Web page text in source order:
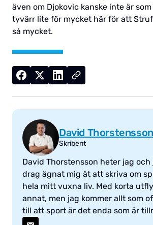
även om Djokovic kanske inte är
tyvärr lite för mycket här för att
så mycket.
David Thorstensson
Skribent
David Thorstensson heter jag och
drag ägnat mig åt att skriva om
hela mitt vuxna liv. Med korta
annat, men jag kommer allt som
till att sport är det enda som är